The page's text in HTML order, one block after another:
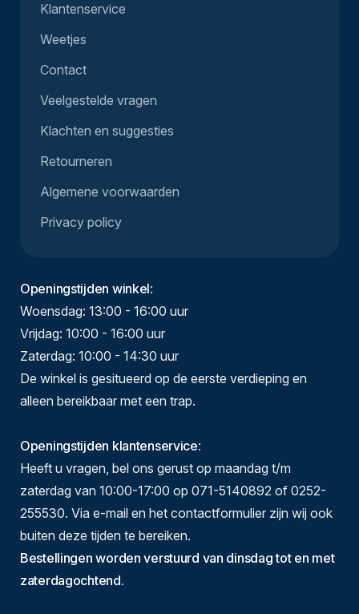
Klantenservice
Weetjes
Contact
Veelgestelde vragen
Klachten en suggesties
Retourneren
Algemene voorwaarden
Privacy policy
Openingstijden winkel:
Woensdag: 13:00 - 16:00 uur
Vrijdag: 10:00 - 16:00 uur
Zaterdag: 10:00 - 14:30 uur
De winkel is gesitueerd op de eerste verdieping en
alleen bereikbaar met een trap.
Openingstijden klantenservice:
Heeft u vragen, bel ons gerust op maandag t/m
zaterdag van 10:00-17:00 op 071-5140892 of 0252-
255530. Via e-mail en het contactformulier zijn wij ook
buiten deze tijden te bereiken.
Bestellingen worden verstuurd van dinsdag tot en met
zaterdagochtend.